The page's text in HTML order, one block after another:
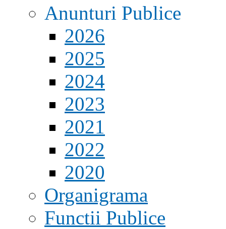
Anunturi Publice
2026
2025
2024
2023
2021
2022
2020
Organigrama
Functii Publice